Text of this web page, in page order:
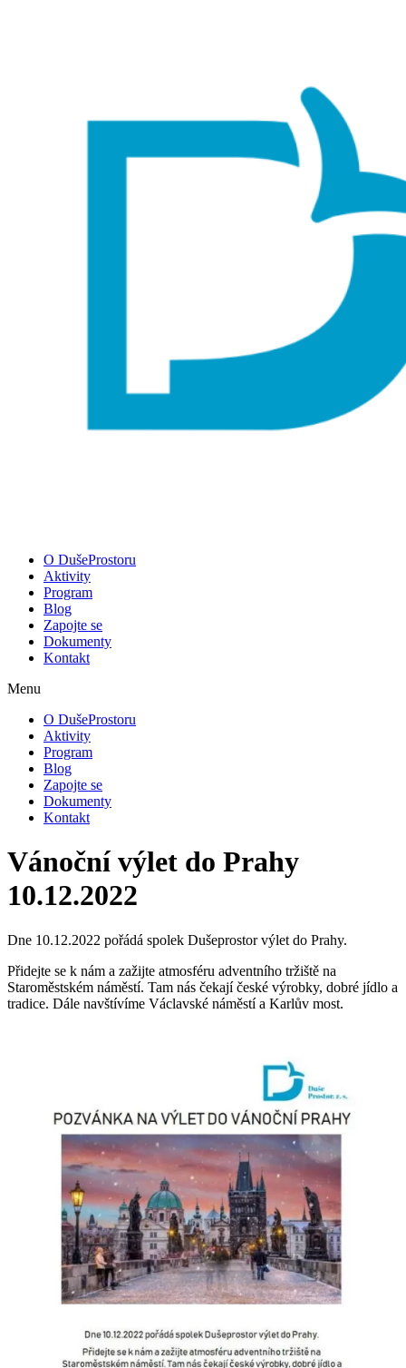
O DušeProstoru
Aktivity
Program
Blog
Zapojte se
Dokumenty
Kontakt
Menu
O DušeProstoru
Aktivity
Program
Blog
Zapojte se
Dokumenty
Kontakt
Vánoční výlet do Prahy
10.12.2022
Dne 10.12.2022 pořádá spolek Dušeprostor výlet do Prahy.
Přidejte se k nám a zažijte atmosféru adventního tržiště na
Staroměstském náměstí. Tam nás čekají české výrobky, dobré jídlo a
tradice. Dále navštívíme Václavské náměstí a Karlův most.